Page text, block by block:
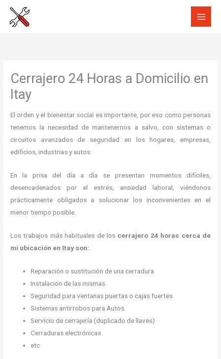
Cerrajero 24 Horas a Domicilio en
Itay
El orden y el bienestar social es importante, por eso como personas
tenemos la necesidad de mantenernos a salvo, con sistemas o
circuitos avanzados de seguridad en los hogares, empresas,
edificios, industrias y autos.
En la prisa del día a día se presentan momentos difíciles,
desencadenados por el estrés, ansiedad laboral, viéndonos
prácticamente obligados a solucionar los inconvenientes en el
menor tiempo posible.
Los trabajos más habituales de los cerrajero 24 horas cerca de
mi ubicación en Itay son:
Reparación o sustitución de una cerradura
Instalación de las mismas
Seguridad para ventanas puertas o cajas fuertes
Sistemas antirrobos para Autos
Servicio de cerrajería (duplicado de llaves)
Cerraduras electrónicas
etc